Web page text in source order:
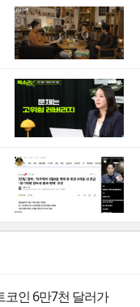
코인 6만7천 달러가